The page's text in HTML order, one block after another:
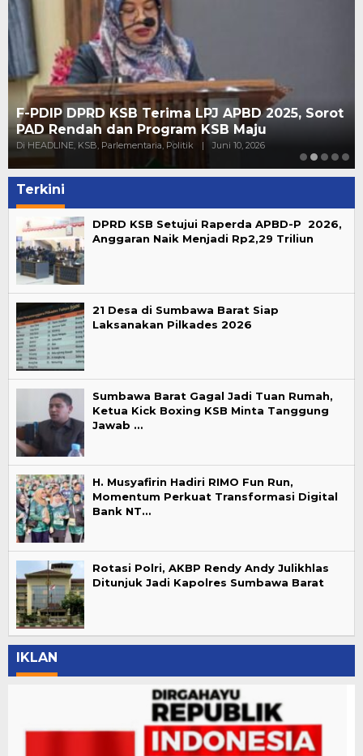
F-PDIP DPRD KSB Terima LPJ APBD 2025, Sorot
PAD Rendah dan Program KSB Maju
Di HEADLINE, KSB, Parlementaria, Politik | Juni 10, 2026
Terkini
DPRD KSB Setujui Raperda APBD-P 2026,
Anggaran Naik Menjadi Rp2,29 Triliun
21 Desa di Sumbawa Barat Siap
Laksanakan Pilkades 2026
Sumbawa Barat Gagal Jadi Tuan Rumah,
Ketua Kick Boxing KSB Minta Tanggung
Jawab …
H. Musyafirin Hadiri RIMO Fun Run,
Momentum Perkuat Transformasi Digital
Bank NT…
Rotasi Polri, AKBP Rendy Andy Julikhlas
Ditunjuk Jadi Kapolres Sumbawa Barat
IKLAN